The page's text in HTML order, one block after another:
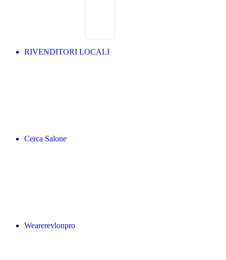
RIVENDITORI LOCALI
Cerca Salone
Wearerevlonpro